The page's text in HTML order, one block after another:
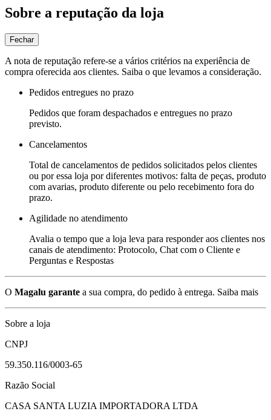
Sobre a reputação da loja
Fechar
A nota de reputação refere-se a vários critérios na experiência de
compra oferecida aos clientes. Saiba o que levamos a consideração.
Pedidos entregues no prazo
Pedidos que foram despachados e entregues no prazo
previsto.
Cancelamentos
Total de cancelamentos de pedidos solicitados pelos clientes
ou por essa loja por diferentes motivos: falta de peças, produto
com avarias, produto diferente ou pelo recebimento fora do
prazo.
Agilidade no atendimento
Avalia o tempo que a loja leva para responder aos clientes nos
canais de atendimento: Protocolo, Chat com o Cliente e
Perguntas e Respostas
O Magalu garante a sua compra, do pedido à entrega. Saiba mais
Sobre a loja
CNPJ
59.350.116/0003-65
Razão Social
CASA SANTA LUZIA IMPORTADORA LTDA